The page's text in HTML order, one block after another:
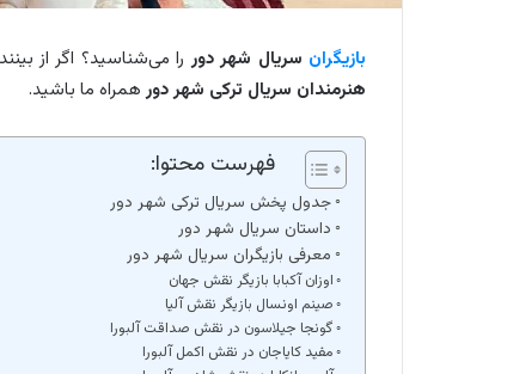
بازیگران سریال شهر دوررا می‌شناسید؟ اگر از
هنرمندان سریال ترکی شهر دورهمراه ما باشید.
فهرست محتوا:
جدول پخش سریال ترکی شهر دور
داستان سریال شهر دور
معرفی بازیگران سریال شهر دور
اوزان آکبابا بازیگر نقش جهان
صینم اونسال بازیگر نقش آلیا
گونجا جیلاسون در نقش صداقت آلبورا
مفید کایاجان در نقش اکمل آلبورا